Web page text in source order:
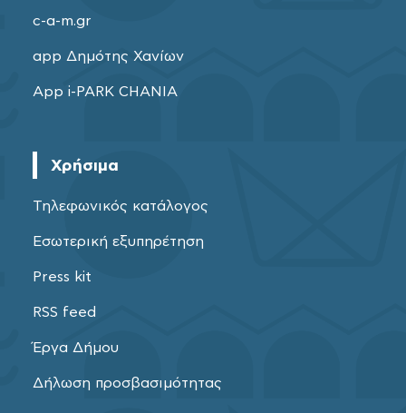
c-a-m.gr
app Δημότης Χανίων
App i-PARK CHANIA
Χρήσιμα
Τηλεφωνικός κατάλογος
Εσωτερική εξυπηρέτηση
Press kit
RSS feed
Έργα Δήμου
Δήλωση προσβασιμότητας